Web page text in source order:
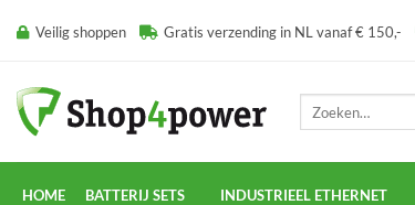
naar Veilig shoppen Gratis verzending in NL vanaf € 150,-
HOME BATTERIJ SETS INDUSTRIEEL ETHERNET